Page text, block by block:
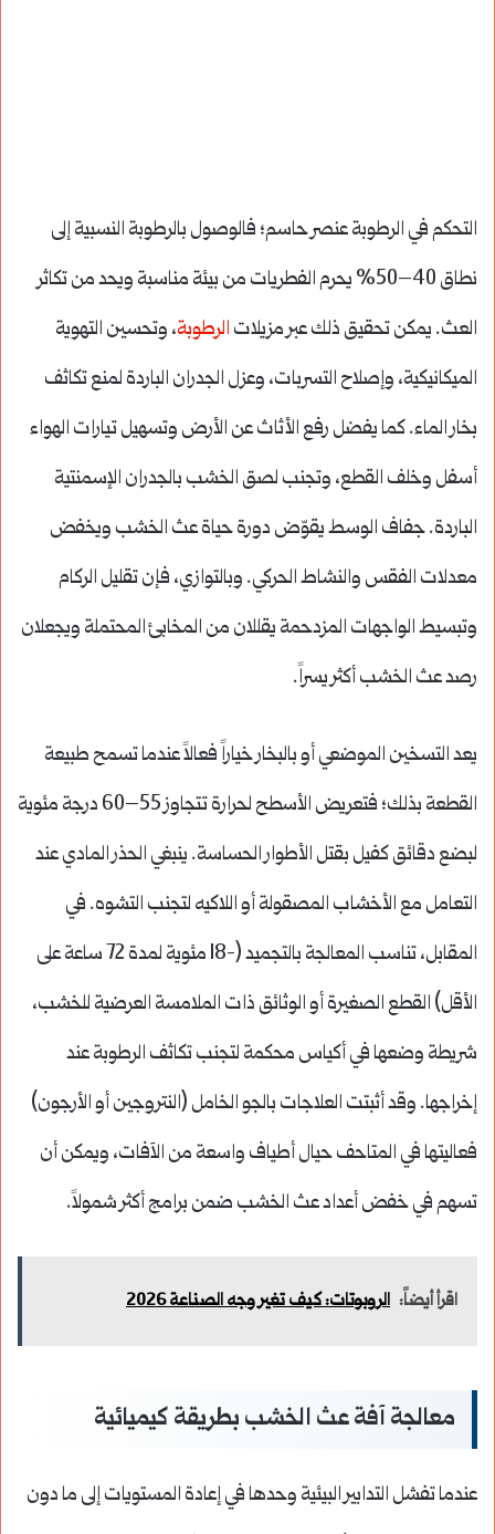
التحكم في الرطوبة عنصر حاسم؛ فالوصول بالرطوبة النسبية إلى
نطاق 40–50% يحرم الفطريات من بيئة مناسبة ويحد من تكاثر
العث. يمكن تحقيق ذلك عبر مزيلات الرطوبة، وتحسين التهوية
الميكانيكية، وإصلاح التسربات، وعزل الجدران الباردة لمنع تكاثف
بخار الماء. كما يفضل رفع الأثاث عن الأرض وتسهيل تيارات الهواء
أسفل وخلف القطع، وتجنب لصق الخشب بالجدران الإسمنتية
الباردة. جفاف الوسط يقوّض دورة حياة عث الخشب ويخفض
معدلات الفقس والنشاط الحركي. وبالتوازي، فإن تقليل الركام
وتبسيط الواجهات المزدحمة يقللان من المخابئ المحتملة ويجعلان
رصد عث الخشب أكثر يسراً.
يعد التسخين الموضعي أو بالبخار خياراً فعالاً عندما تسمح طبيعة
القطعة بذلك؛ فتعريض الأسطح لحرارة تتجاوز 55–60 درجة مئوية
لبضع دقائق كفيل بقتل الأطوار الحساسة. ينبغي الحذر المادي عند
التعامل مع الأخشاب المصقولة أو اللاكيه لتجنب التشوه. في
المقابل، تناسب المعالجة بالتجميد (-18 مئوية لمدة 72 ساعة على
الأقل) القطع الصغيرة أو الوثائق ذات الملامسة العرضية للخشب،
شريطة وضعها في أكياس محكمة لتجنب تكاثف الرطوبة عند
إخراجها. وقد أثبتت العلاجات بالجو الخامل (النتروجين أو الأرجون)
فعاليتها في المتاحف حيال أطياف واسعة من الآفات، ويمكن أن
تسهم في خفض أعداد عث الخشب ضمن برامج أكثر شمولاً.
اقرأ أيضاً: الروبوتات: كيف تغير وجه الصناعة 2026
معالجة آفة عث الخشب بطريقة كيميائية
عندما تفشل التدابير البيئية وحدها في إعادة المستويات إلى ما دون